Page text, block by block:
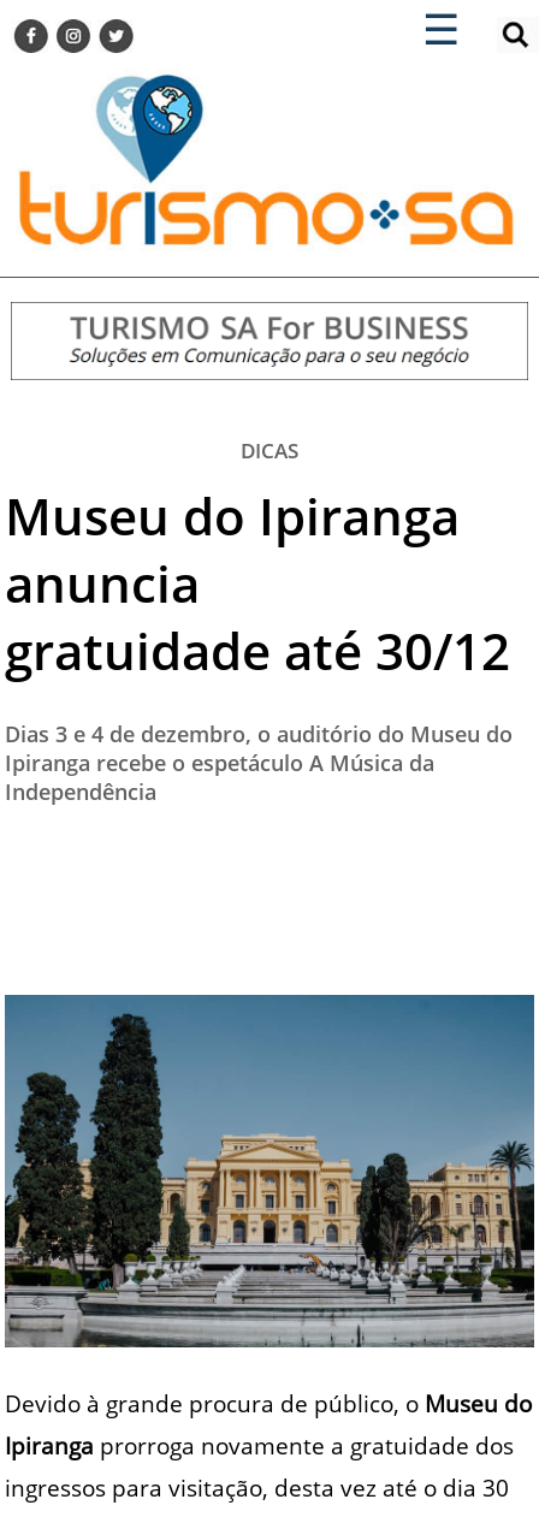
☰
×
TURISMO SA FOR BUSINESS
DESTINOS NACIONAIS
DESTINOS INTERNACIONAIS
CITY BREAK
TURISMO E MERCADO
EVENTOS
HOTELARIA
DICAS
VITRINE
TURISMO SA TV
TESTADO E APROVADO
PARCEIROS
CONTATO
×
ENCONTRE SUA NOTÍCIA
DICAS
Museu do Ipiranga
anuncia
gratuidade até 30/12
Dias 3 e 4 de dezembro, o auditório do Museu do
Ipiranga recebe o espetáculo A Música da
Independência
Devido à grande procura de público, o Museu do
Ipiranga prorroga novamente a gratuidade dos
ingressos para visitação, desta vez até o dia 30